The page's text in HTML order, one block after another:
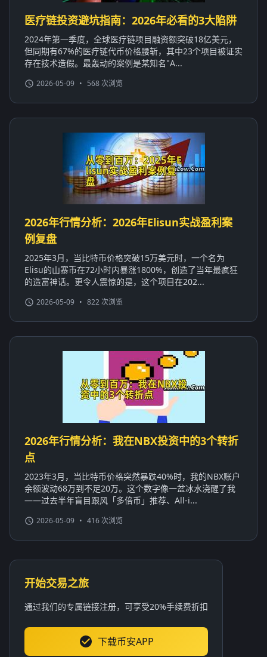
医疗链投资避坑指南：2026年必看的3大陷阱
2024年第一季度，全球医疗链项目融资额突破18亿美元，
但同期有67%的医疗链代币价格腰斩，其中23个项目被证实
存在技术造假。最轰动的案例是某知名"A...
2026-05-09 • 568 次浏览
2026年行情分析：2026年Elisun实战盈利案
例复盘
2025年3月，当比特币价格突破15万美元时，一个名为
Elisu的山寨币在72小时内暴涨1800%，创造了当年最疯狂
的造富神话。更令人震惊的是，这个项目在202...
2026-05-09 • 822 次浏览
2026年行情分析：我在NBX投资中的3个转折
点
2023年3月，当比特币价格突然暴跌40%时，我的NBX账户
余额波动68万到不足20万。这个数字像一盆冰水浇醒了我
——过去半年盲目跟风「多倍币」推荐、All-i...
2026-05-09 • 416 次浏览
开始交易之旅
通过我们的专属链接注册，可享受20%手续费折扣
下载币安APP